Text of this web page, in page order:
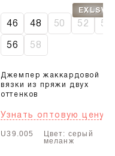
46 48 50 52 54
56 58
Джемпер жаккардовой
вязки из пряжи двух
оттенков
Узнать оптовую цену
U39.005
Цвет: серый
меланж
EXLSV